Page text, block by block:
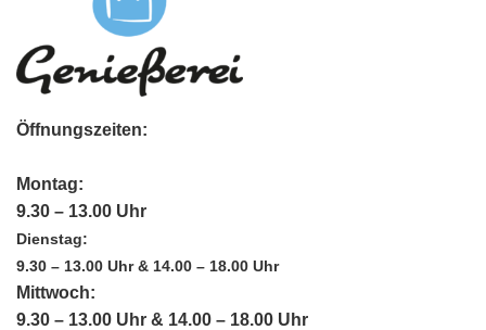
Öffnungszeiten:
Montag:
9.30 – 13.00 Uhr
Dienstag:
9.30 – 13.00 Uhr & 14.00 – 18.00 Uhr
Mittwoch:
9.30 – 13.00 Uhr & 14.00 – 18.00 Uhr